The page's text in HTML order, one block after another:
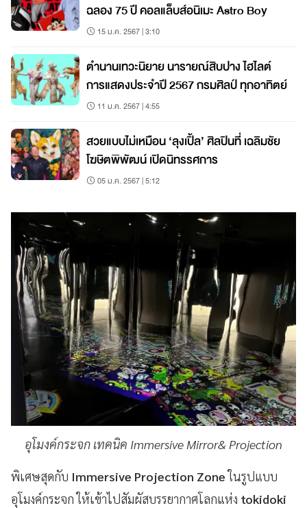
ฉลอง 75 ปี คอลแล็บส์อนิเมะ Astro Boy
15 ม.ค. 2567 | 3:10
ตำนานเทวะนิยาย นารายณ์สิบปาง ไฮไลต์
การแสดงประจำปี 2567 กรมศิลป์ ทุกอาทิตย์
11 ม.ค. 2567 | 4:55
สวยแบบไม่เหมือน ‘ลุงเปิ้ล’ ศิลปินที่ เฉลิมชัย
โฆษิตพิพัฒน์ เปิดนิทรรศการ
05 ม.ค. 2567 | 5:12
อุโมงค์กระจก เทคนิค Immersive Mirror& Projection
พิเศษสุดกับ Immersive Projection Zoneในรูปแบบ
อุโมงค์กระจก ให้เข้าไปสัมผัสบรรยากาศโลกแห่ง tokidoki